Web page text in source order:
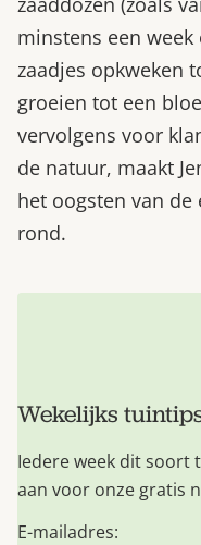
minstens een
zaadjes opkweken
groeien tot een
vervolgens voor
de natuur, maakt
het oogsten van de
rond.
Wekelijks
Iedere week dit soort
aan voor onze gratis
E-mailadres: